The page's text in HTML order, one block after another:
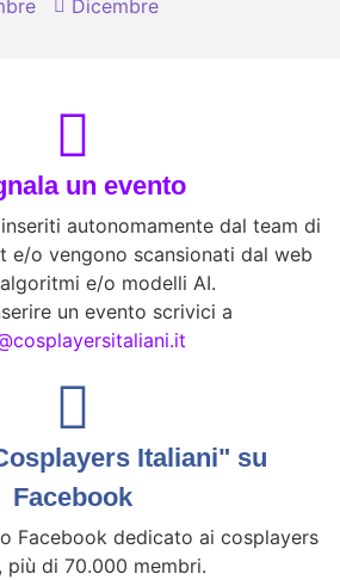
Dicembre
un evento
autonomamente dal team di
e/o vengono scansionati dal web
e/o modelli AI.
un evento scrivici a
Italiani" su
Facebook
Facebook dedicato ai cosplayers
più di 70.000 membri.